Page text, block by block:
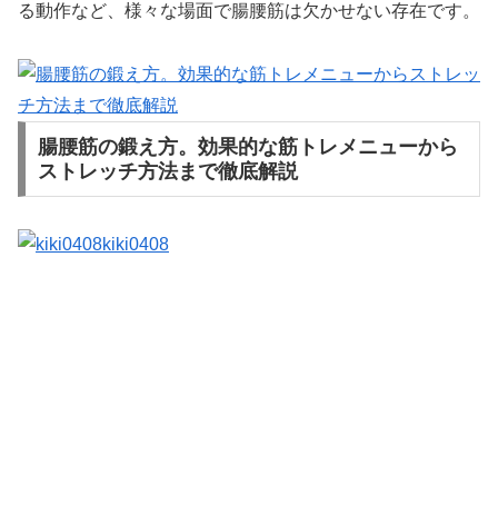
る動作など、様々な場面で腸腰筋は欠かせない存在です。
腸腰筋の鍛え方。効果的な筋トレメニューから
ストレッチ方法まで徹底解説
kiki0408